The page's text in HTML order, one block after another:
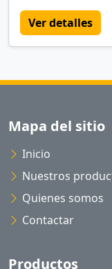
Ver detalles
Mapa del sitio
Inicio
Nuestros
Quienes somos
Contactar
Productos